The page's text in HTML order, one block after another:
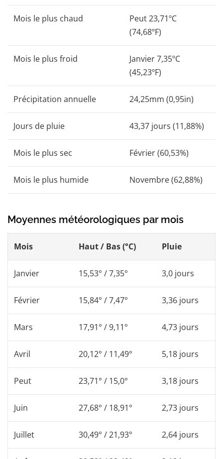
Mois le plus chaud
Peut 23,71ºC
(74,68ºF)
Mois le plus froid
Janvier 7,35ºC
(45,23ºF)
Précipitation annuelle 24,25mm (0,95in)
Jours de pluie 43,37 jours (11,88%)
Mois le plus sec Février (60,53%)
Mois le plus humide Novembre (62,88%)
Moyennes météorologiques par mois
Mois Haut / Bas (°C) Pluie
Janvier 15,53° / 7,35° 3,0 jours
Février 15,84° / 7,47° 3,36 jours
Mars 17,91° / 9,11° 4,73 jours
Avril 20,12° / 11,49° 5,18 jours
Peut 23,71° / 15,0° 3,18 jours
Juin 27,68° / 18,91° 2,73 jours
Juillet 30,49° / 21,93° 2,64 jours